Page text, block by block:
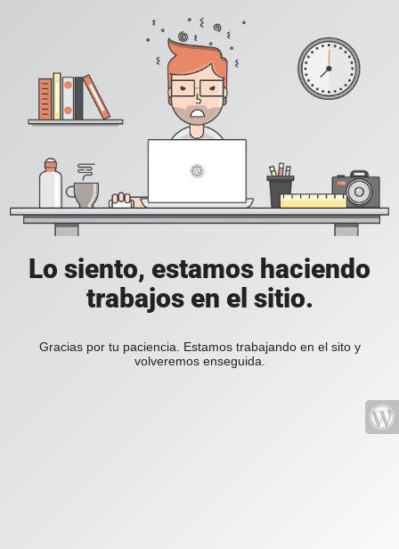
Lo siento, estamos haciendo
trabajos en el sitio.
Gracias por tu paciencia. Estamos trabajando en el sito y
volveremos enseguida.